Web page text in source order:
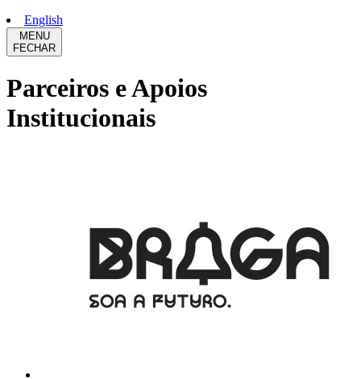
English
MENU
FECHAR
Parceiros e Apoios
Institucionais